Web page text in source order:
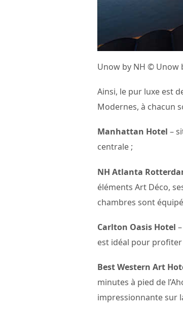
Unow by NH © Unow
Ainsi, le pur luxe est
Modernes, à chacun
Manhattan Hotel –
centrale ;
NH Atlanta
éléments Art Déco,
chambres sont
Carlton Oasis Hotel
est idéal pour profiter
Best Western Art
minutes à pied de
impressionnante sur